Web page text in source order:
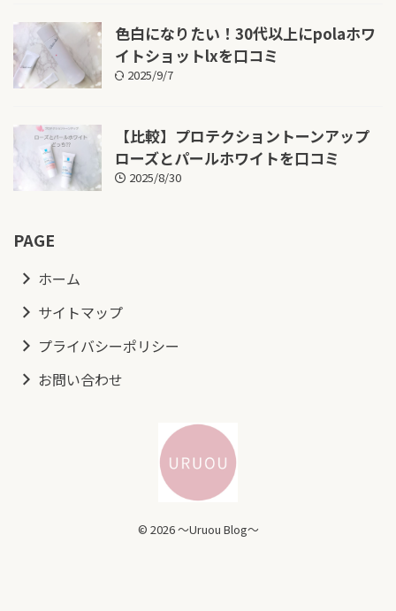
色白になりたい！30代以上にpolaホワ
イトショットlxを口コミ
2025/9/7
【比較】プロテクショントーンアップ
ローズとパールホワイトを口コミ
2025/8/30
PAGE
ホーム
サイトマップ
プライバシーポリシー
お問い合わせ
© 2026 ～Uruou Blog～